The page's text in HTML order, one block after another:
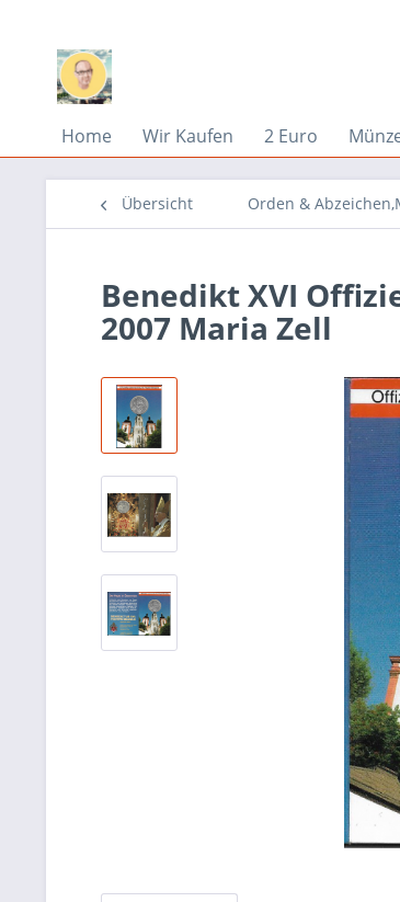
Home Wir Kaufen 2 Euro
Übersicht Orden &
Benedikt XVI
2007 Maria Zell